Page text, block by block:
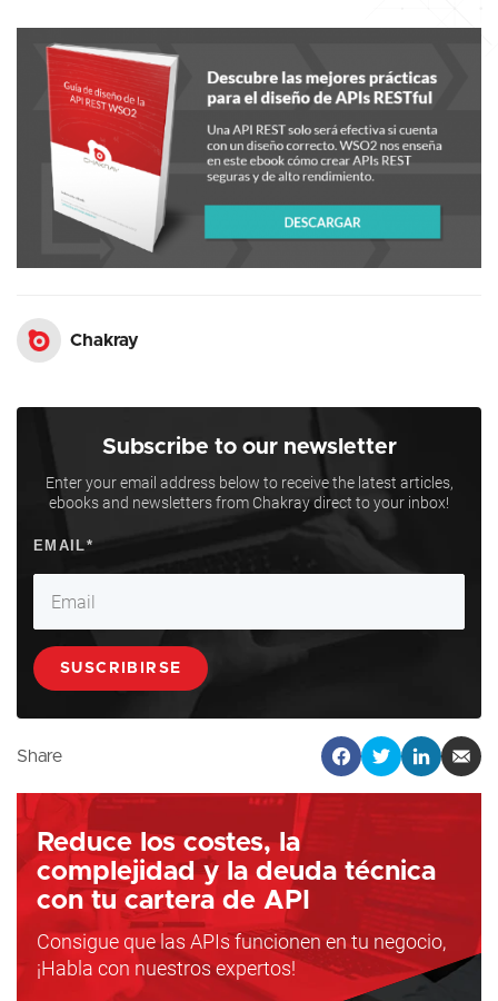
Chakray
Subscribe to our newsletter
Enter your email address below to receive the latest articles,
ebooks and newsletters from Chakray direct to your inbox!
Share
Reduce los costes, la
complejidad y la deuda técnica
con tu cartera de API
Consigue que las APIs funcionen en tu negocio,
¡Habla con nuestros expertos!